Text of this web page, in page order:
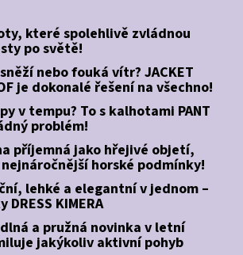
které spolehlivě zvládnou
po světě!
sněží nebo fouká vítr? JACKET
je dokonalé řešení na všechno!
v tempu? To s kalhotami PANT
problém!
příjemná jako hřejivé objetí,
horské podmínky!
lehké a elegantní v jednom –
DRESS KIMERA
a pružná novinka v letní
jakýkoliv aktivní pohyb